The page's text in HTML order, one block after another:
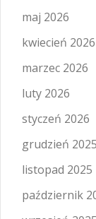
maj 2026
kwiecień 2026
marzec 2026
luty 2026
styczeń 2026
grudzień 2025
listopad 2025
październik